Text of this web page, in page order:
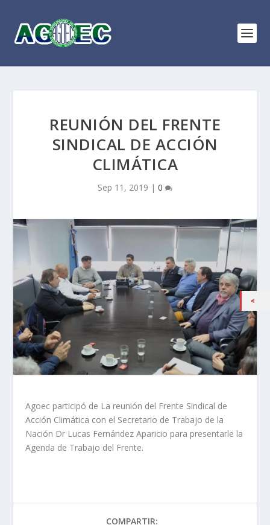
REUNIÓN DEL FRENTE
SINDICAL DE ACCIÓN
CLIMÁTICA
Sep 11, 2019 | 0
Agoec participó de La reunión del Frente Sindical de
Acción Climática con el Secretario de Trabajo de la
Nación Dr Lucas Fernández Aparicio para presentarle la
Agenda de Trabajo del Frente.
COMPARTIR: